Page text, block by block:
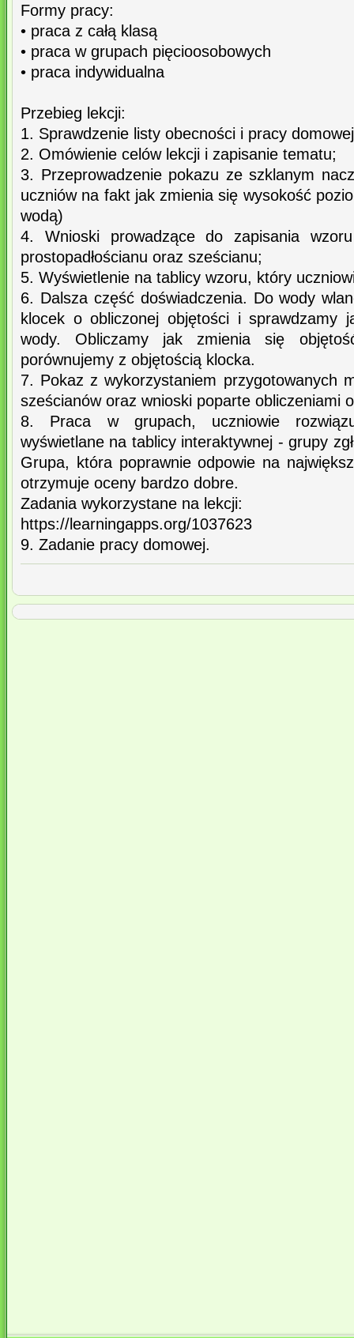
Formy pracy:
• praca z całą klasą
• praca w grupach pięcioosobowych
• praca indywidualna
Przebieg lekcji:
1. Sprawdzenie listy obecności i pracy
2. Omówienie celów lekcji i zapisanie tematu;
3. Przeprowadzenie pokazu ze szklanym
uczniów na fakt jak zmienia się wysokość
wodą)
4. Wnioski prowadzące do zapisania
prostopadłościanu oraz sześcianu;
5. Wyświetlenie na tablicy wzoru, który
6. Dalsza część doświadczenia. Do wody
klocek o obliczonej objętości i sprawdzamy
wody. Obliczamy jak zmienia się
porównujemy z objętością klocka.
7. Pokaz z wykorzystaniem przygotowanych
sześcianów oraz wnioski poparte obliczeniami
8. Praca w grupach, uczniowie
wyświetlane na tablicy interaktywnej - grupy
Grupa, która poprawnie odpowie na
otrzymuje oceny bardzo dobre.
Zadania wykorzystane na lekcji:
https://learningapps.org/1037623
9. Zadanie pracy domowej.